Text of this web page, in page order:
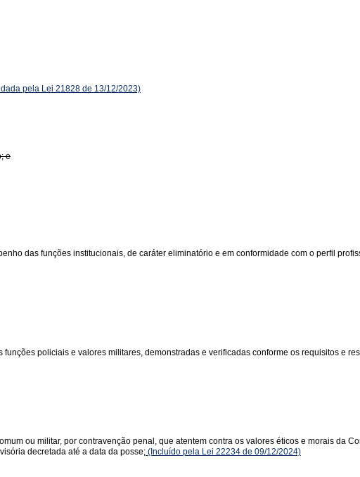
pela Lei 21828 de 13/12/2023)
e
das funções institucionais, de caráter eliminatório e em conformidade com o perfil
policiais e valores militares, demonstradas e verificadas conforme os requisitos e
ou militar, por contravenção penal, que atentem contra os valores éticos e morais da
decretada até a data da posse; (Incluído pela Lei 22234 de 09/12/2024)